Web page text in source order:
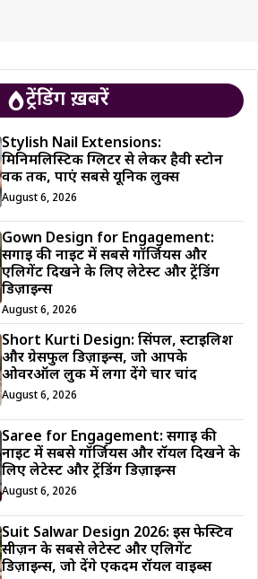
ट्रेंडिंग ख़बरें
Stylish Nail Extensions:
मिनिमलिस्टिक ग्लिटर से लेकर हैवी स्टोन
वर्क तक, पाएं सबसे यूनिक लुक्स
August 6, 2026
Gown Design for Engagement:
सगाई की नाइट में सबसे गॉर्जियस और
एलिगेंट दिखने के लिए लेटेस्ट और ट्रेंडिंग
डिज़ाइन्स
August 6, 2026
Short Kurti Design: सिंपल, स्टाइलिश
और ग्रेसफुल डिज़ाइन्स, जो आपके
ओवरऑल लुक में लगा देंगे चार चांद
August 6, 2026
Saree for Engagement: सगाई की
नाइट में सबसे गॉर्जियस और रॉयल दिखने के
लिए लेटेस्ट और ट्रेंडिंग डिज़ाइन्स
August 6, 2026
Suit Salwar Design 2026: इस फेस्टिव
सीज़न के सबसे लेटेस्ट और एलिगेंट
डिज़ाइन्स, जो देंगे एकदम रॉयल वाइब्स